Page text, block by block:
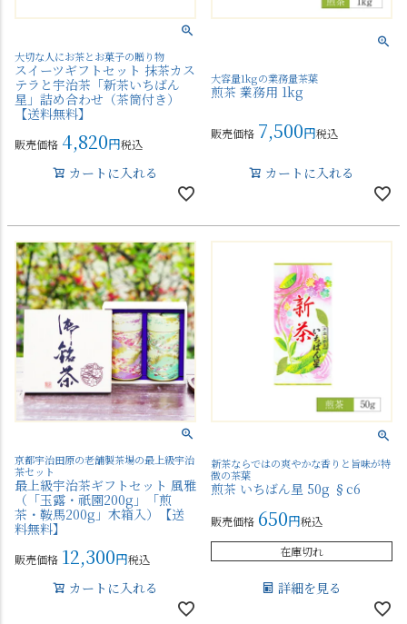
大切な人にお茶とお菓子の贈り物
スイーツギフトセット 抹茶カス
テラと宇治茶「新茶いちばん
星」詰め合わせ（茶筒付き）
【送料無料】
販売価格 4,820 税込
カートに入れる
大容量1kgの業務量茶葉
煎茶 業務用 1kg
販売価格 7,500 税込
カートに入れる
京都宇治田原の老舗製茶場の最上級宇治
茶セット
最上級宇治茶ギフトセット 風雅
（「玉露・祇園200g」「煎
茶・鞍馬200g」木箱入）【送
料無料】
販売価格 12,300 税込
カートに入れる
新茶ならではの爽やかな香りと旨味が特
徴の茶葉
煎茶 いちばん星 50g §c6
販売価格 650
税込
在庫切れ
詳細を見る